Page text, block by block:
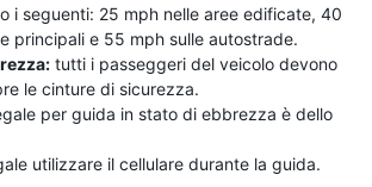
i seguenti: 25 mph nelle aree edificate, 40
principali e 55 mph sulle autostrade.
tutti i passeggeri del veicolo devono
le cinture di sicurezza.
per guida in stato di ebbrezza è dello
utilizzare il cellulare durante la guida.